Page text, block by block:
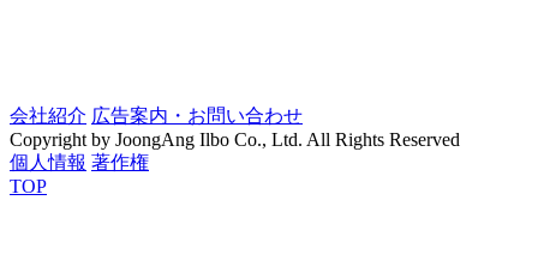
会社紹介 広告案内・お問い合わせ
Copyright by JoongAng Ilbo Co., Ltd. All Rights Reserved
個人情報 著作権
TOP